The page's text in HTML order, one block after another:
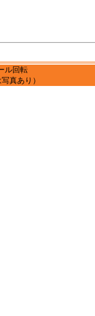
ル回転
真あり）